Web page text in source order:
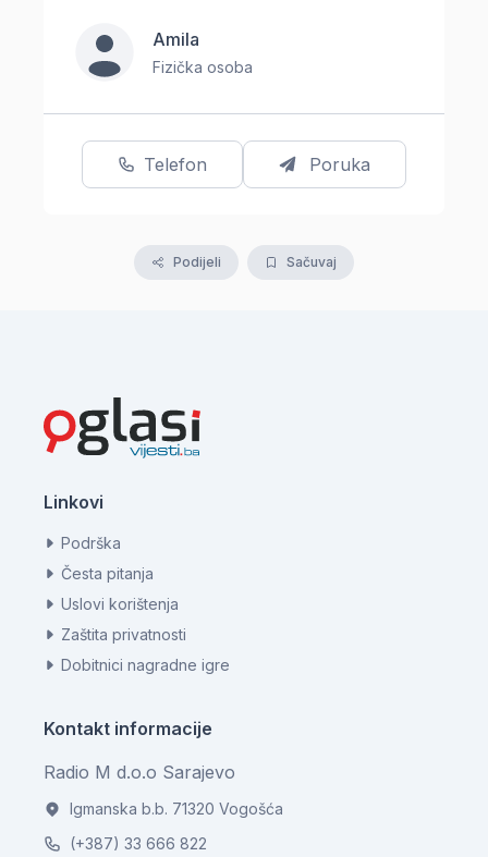
Amila
Fizička osoba
Telefon Poruka
Podijeli Sačuvaj
Linkovi
Podrška
Česta pitanja
Uslovi korištenja
Zaštita privatnosti
Dobitnici nagradne igre
Kontakt informacije
Radio M d.o.o Sarajevo
Igmanska b.b. 71320 Vogošća
(+387) 33 666 822